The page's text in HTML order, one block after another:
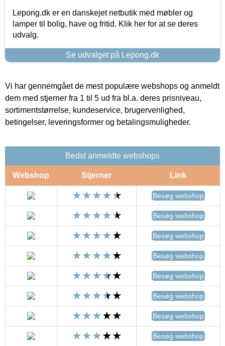
Lepong.dk er en danskejet netbutik med møbler og
lamper til bolig, have og fritid. Klik her for at se deres
udvalg.
Se udvalget på Lepong.dk
Vi har gennemgået de mest populære webshops og anmeldt
dem med stjerner fra 1 til 5 ud fra bl.a. deres prisniveau,
sortimentstørrelse, kundeservice, brugervenlighed,
betingelser, leveringsformer og betalingsmuligheder.
Bedst anmeldte webshops
Webshop Stjerner Link
Besøg webshop
Besøg webshop
Besøg webshop
Besøg webshop
Besøg webshop
Besøg webshop
Besøg webshop
Besøg webshop